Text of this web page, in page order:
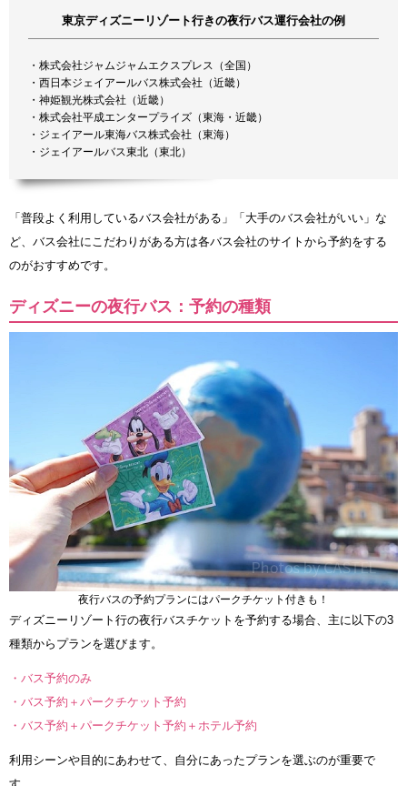
東京ディズニーリゾート行きの夜行バス運行会社の例
・株式会社ジャムジャムエクスプレス（全国）
・西日本ジェイアールバス株式会社（近畿）
・神姫観光株式会社（近畿）
・株式会社平成エンタープライズ（東海・近畿）
・ジェイアール東海バス株式会社（東海）
・ジェイアールバス東北（東北）
「普段よく利用しているバス会社がある」「大手のバス会社がいい」な
ど、バス会社にこだわりがある方は各バス会社のサイトから予約をする
のがおすすめです。
ディズニーの夜行バス：予約の種類
夜行バスの予約プランにはパークチケット付きも！
ディズニーリゾート行の夜行バスチケットを予約する場合、主に以下の3
種類からプランを選びます。
・バス予約のみ
・バス予約＋パークチケット予約
・バス予約＋パークチケット予約＋ホテル予約
利用シーンや目的にあわせて、自分にあったプランを選ぶのが重要で